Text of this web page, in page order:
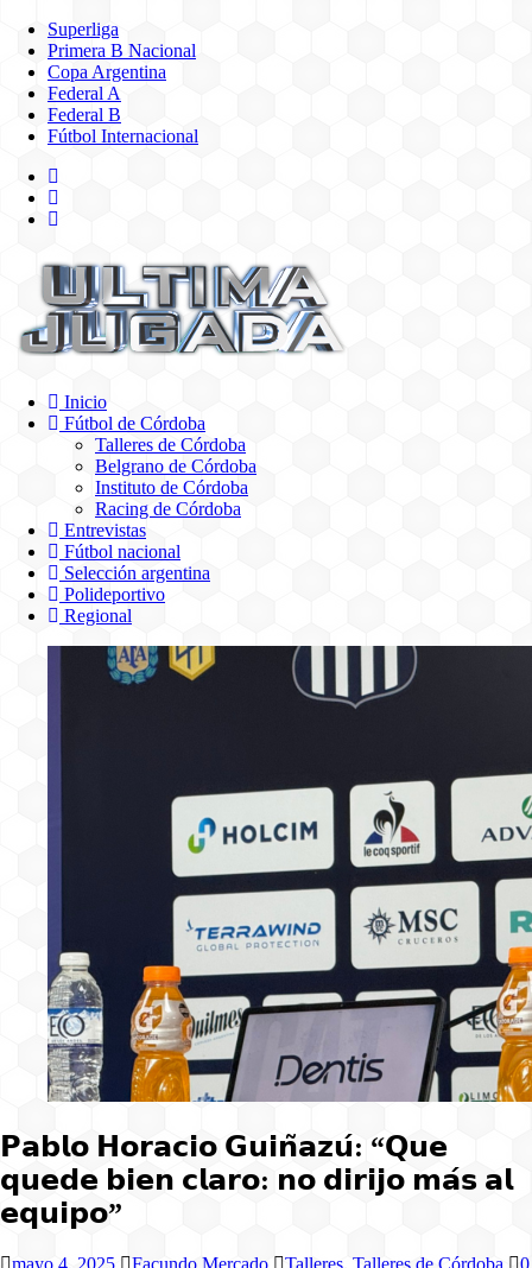
Superliga
Primera B Nacional
Copa Argentina
Federal A
Federal B
Fútbol Internacional
Inicio
Fútbol de Córdoba
Talleres de Córdoba
Belgrano de Córdoba
Instituto de Córdoba
Racing de Córdoba
Entrevistas
Fútbol nacional
Selección argentina
Polideportivo
Regional
𝗣𝗮𝗯𝗹𝗼 𝗛𝗼𝗿𝗮𝗰𝗶𝗼 𝗚𝘂𝗶𝗻̃𝗮𝘇𝘂́: “𝗤𝘂𝗲
𝗾𝘂𝗲𝗱𝗲 𝗯𝗶𝗲𝗻 𝗰𝗹𝗮𝗿𝗼: 𝗻𝗼 𝗱𝗶𝗿𝗶𝗷𝗼 𝗺𝗮́𝘀 𝗮𝗹
𝗲𝗾𝘂𝗶𝗽𝗼”
mayo 4, 2025 Facundo Mercado Talleres, Talleres de Córdoba
0